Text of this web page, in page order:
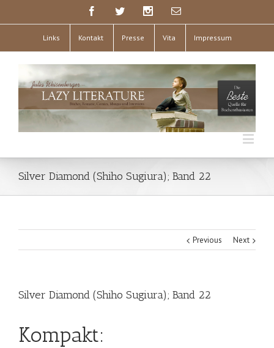
Links Kontakt Presse Vita Impressum
Silver Diamond (Shiho Sugiura); Band 22
Previous Next
Silver Diamond (Shiho Sugiura); Band 22
Kompakt: